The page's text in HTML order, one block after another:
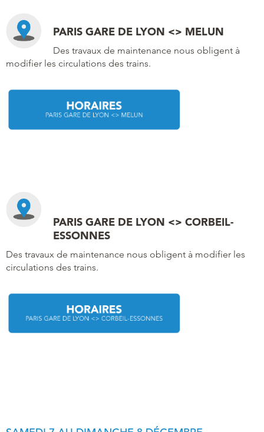
PARIS GARE DE LYON <> MELUN
Des travaux de maintenance nous obligent à
modifier les circulations des trains.
PARIS GARE DE LYON <> CORBEIL-
ESSONNES
Des travaux de maintenance nous obligent à modifier les
circulations des trains.